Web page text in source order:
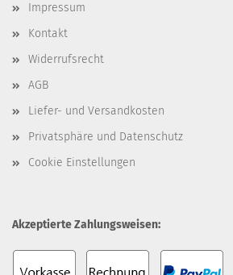
Impressum
Kontakt
Widerrufsrecht
AGB
Liefer- und Versandkosten
Privatsphäre und Datenschutz
Cookie Einstellungen
Akzeptierte Zahlungsweisen: